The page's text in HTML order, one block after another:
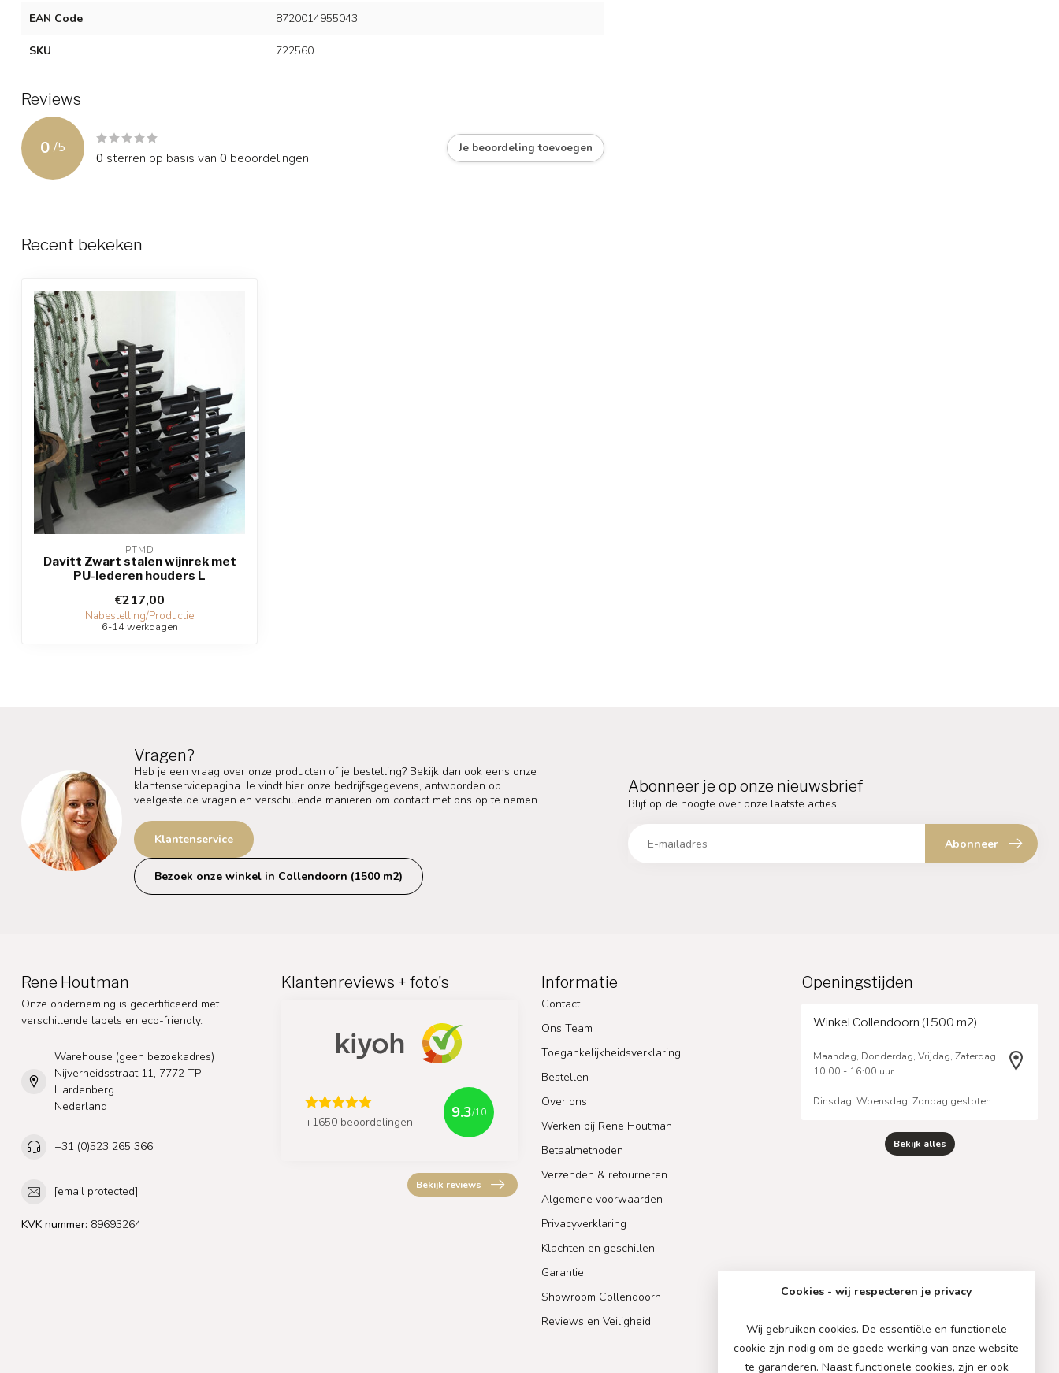
EAN Code 8720014955043
SKU 722560
Reviews
0 /5
0 sterren op basis van 0 beoordelingen
Je beoordeling toevoegen
Recent bekeken
PTMD
Davitt Zwart stalen wijnrek met
PU-lederen houders L
€217,00
Nabestelling/Productie
6-14 werkdagen
Vragen?
Heb je een vraag over onze producten of je bestelling? Bekijk dan ook eens onze
klantenservicepagina. Je vindt hier onze bedrijfsgegevens, antwoorden op
veelgestelde vragen en verschillende manieren om contact met ons op te nemen.
Klantenservice
Bezoek onze winkel in Collendoorn (1500 m2)
Abonneer je op onze nieuwsbrief
Blijf op de hoogte over onze laatste acties
Abonneer
Rene Houtman
Onze onderneming is gecertificeerd met
verschillende labels en eco-friendly.
Warehouse (geen bezoekadres)
Nijverheidsstraat 11, 7772 TP
Hardenberg
Nederland
+31 (0)523 265 366
[email protected]
KVK nummer: 89693264
Klantenreviews + foto's
+1650 beoordelingen
9.3/10
Bekijk reviews
Informatie
Contact
Ons Team
Toegankelijkheidsverklaring
Bestellen
Over ons
Werken bij Rene Houtman
Betaalmethoden
Verzenden & retourneren
Algemene voorwaarden
Privacyverklaring
Klachten en geschillen
Garantie
Showroom Collendoorn
Reviews en Veiligheid
Openingstijden
Winkel Collendoorn (1500 m2)
Maandag, Donderdag, Vrijdag, Zaterdag
10.00 - 16:00 uur
Dinsdag, Woensdag, Zondag gesloten
Bekijk alles
Cookies - wij respecteren je privacy
Wij gebruiken cookies. De essentiële en functionele
cookie zijn nodig om de goede werking van onze website
te garanderen. Naast functionele cookies, zijn er ook